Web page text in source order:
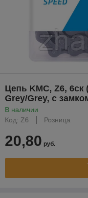
Цепь KMC, Z6, 6ск
Grey/Grey, с
В наличии
Код: Z6
Розница
20,80 руб.